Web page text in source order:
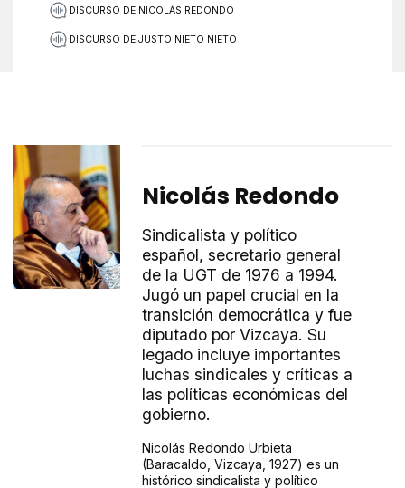
DISCURSO DE NICOLÁS REDONDO
DISCURSO DE JUSTO NIETO NIETO
Nicolás Redondo
Sindicalista y político
español, secretario general
de la UGT de 1976 a 1994.
Jugó un papel crucial en la
transición democrática y fue
diputado por Vizcaya. Su
legado incluye importantes
luchas sindicales y críticas a
las políticas económicas del
gobierno.
Nicolás Redondo Urbieta
(Baracaldo, Vizcaya, 1927) es un
histórico sindicalista y político